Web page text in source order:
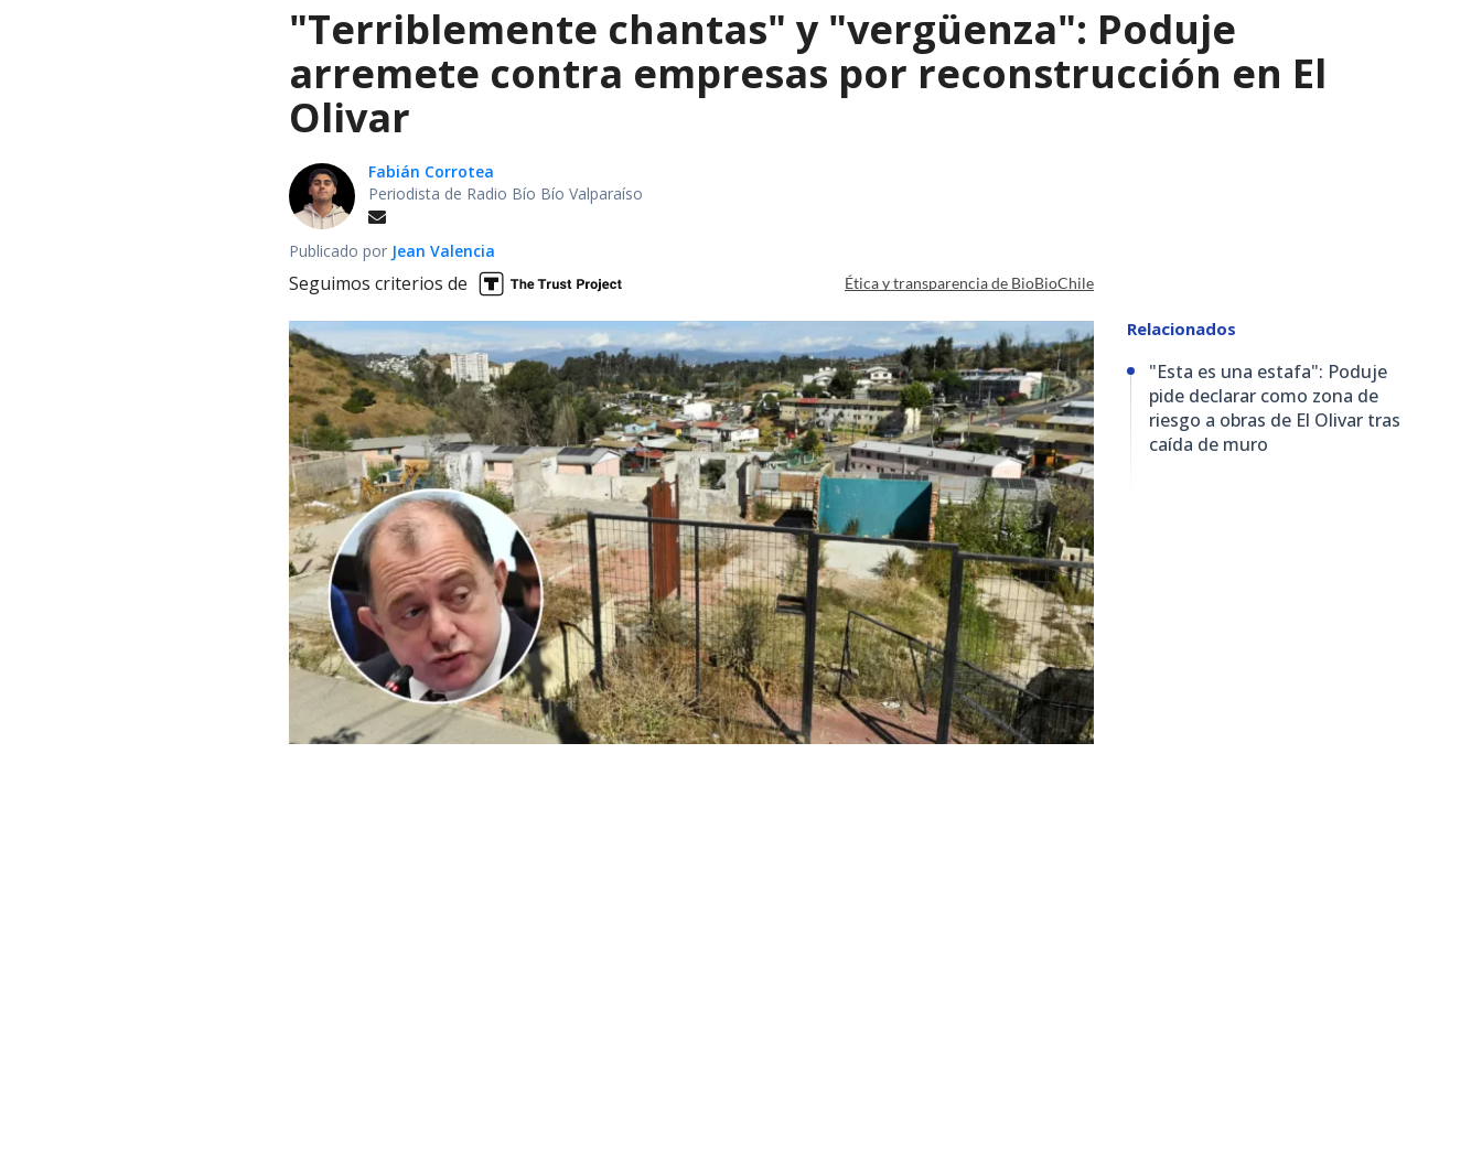
"Terriblemente chantas" y "vergüenza": Poduje
arremete contra empresas por reconstrucción en El
Olivar
Fabián Corrotea
Periodista de Radio Bío Bío Valparaíso
Publicado por Jean Valencia
Seguimos criterios de Ética y transparencia de BioBioChile
Relacionados
"Esta es una estafa": Poduje
pide declarar como zona de
riesgo a obras de El Olivar tras
caída de muro